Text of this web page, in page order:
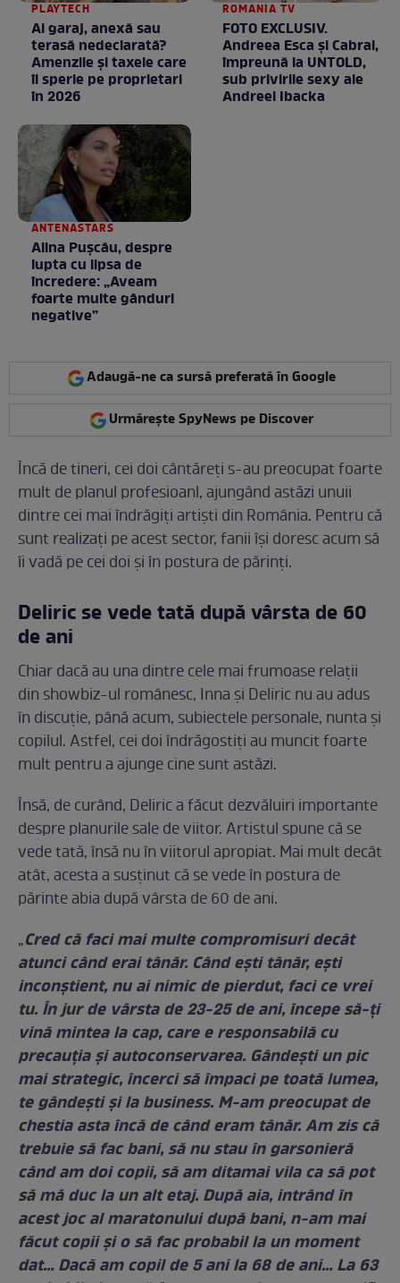
PLAYTECH
Ai garaj, anexă sau
terasă nedeclarată?
Amenzile și taxele care
îi sperie pe proprietari
în 2026
ROMANIA TV
FOTO EXCLUSIV.
Andreea Esca şi Cabral,
împreună la UNTOLD,
sub privirile sexy ale
Andreei Ibacka
ANTENASTARS
Alina Pușcău, despre
lupta cu lipsa de
încredere: „Aveam
foarte multe gânduri
negative”
Adaugă-ne ca sursă preferată în Google
Urmărește SpyNews pe Discover
Încă de tineri, cei doi cântăreți s-au preocupat foarte
mult de planul profesioanl, ajungând astăzi unuii
dintre cei mai îndrăgiți artiști din România. Pentru că
sunt realizați pe acest sector, fanii își doresc acum să
îi vadă pe cei doi și în postura de părinți.
Deliric se vede tată după vârsta de 60
de ani
Chiar dacă au una dintre cele mai frumoase relații
din showbiz-ul românesc, Inna și Deliric nu au adus
în discuție, până acum, subiectele personale, nunta și
copilul. Astfel, cei doi îndrăgostiți au muncit foarte
mult pentru a ajunge cine sunt astăzi.
Însă, de curând, Deliric a făcut dezvăluiri importante
despre planurile sale de viitor. Artistul spune că se
vede tată, însă nu în viitorul apropiat. Mai mult decât
atât, acesta a susținut că se vede în postura de
părinte abia după vârsta de 60 de ani.
„Cred că faci mai multe compromisuri decât
atunci când erai tânăr. Când ești tânăr, ești
inconștient, nu ai nimic de pierdut, faci ce vrei
tu. În jur de vârsta de 23-25 de ani, începe să-ți
vină mintea la cap, care e responsabilă cu
precauția și autoconservarea. Gândești un pic
mai strategic, încerci să împaci pe toată lumea,
te gândești și la business. M-am preocupat de
chestia asta încă de când eram tânăr. Am zis că
trebuie să fac bani, să nu stau în garsonieră
când am doi copii, să am ditamai vila ca să pot
să mă duc la un alt etaj. După aia, intrând în
acest joc al maratonului după bani, n-am mai
făcut copii și o să fac probabil la un moment
dat… Dacă am copil de 5 ani la 68 de ani… La 63